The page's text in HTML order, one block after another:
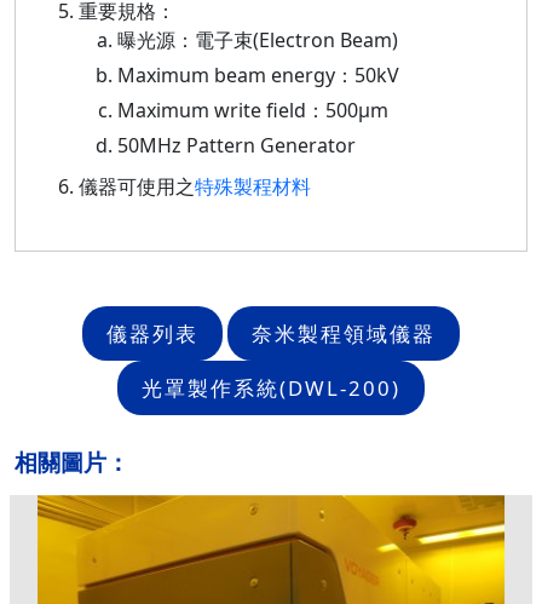
重要規格：
曝光源：電子束(Electron Beam)
Maximum beam energy：50kV
Maximum write field：500μm
50MHz Pattern Generator
儀器可使用之特殊製程材料
儀器列表
奈米製程領域儀器
光罩製作系統(DWL-200)
相關圖片：